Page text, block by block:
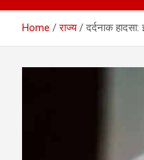
Home राज्य दर्दनाक